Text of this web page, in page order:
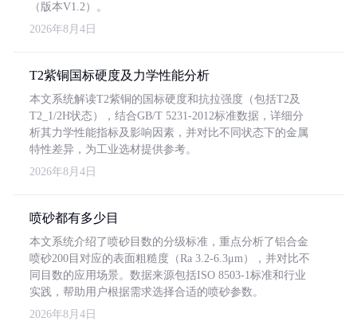
（版本V1.2）。
2026年8月4日
T2紫铜国标硬度及力学性能分析
本文系统解读T2紫铜的国标硬度和抗拉强度（包括T2及
T2_1/2H状态），结合GB/T 5231-2012标准数据，详细分
析其力学性能指标及影响因素，并对比不同状态下的金属
特性差异，为工业选材提供参考。
2026年8月4日
喷砂都有多少目
本文系统介绍了喷砂目数的分级标准，重点分析了铝合金
喷砂200目对应的表面粗糙度（Ra 3.2-6.3μm），并对比不
同目数的应用场景。数据来源包括ISO 8503-1标准和行业
实践，帮助用户根据需求选择合适的喷砂参数。
2026年8月4日